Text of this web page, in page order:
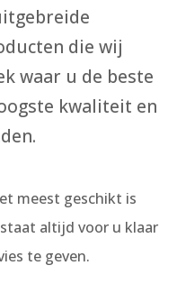
die wij
waar u de beste
kwaliteit en
meest geschikt is
altijd voor u klaar
te geven.